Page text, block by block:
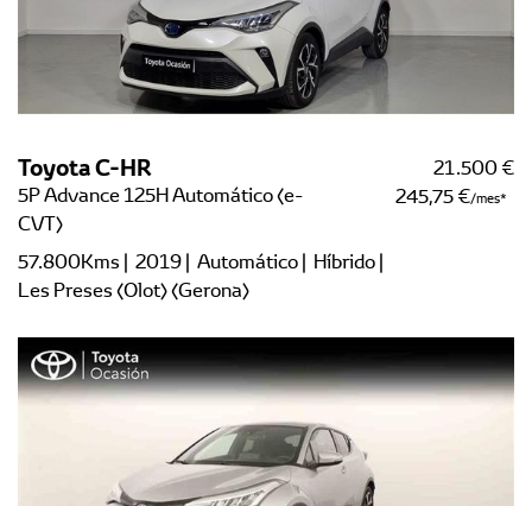
Toyota C-HR
5P Advance 125H Automático (e-
CVT)
21.500 €
245,75 €/mes
57.800Kms | 2019 | Automático | Híbrido |
Les Preses (Olot) (Gerona)